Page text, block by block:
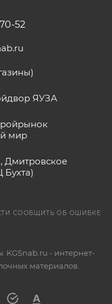
52
ЯУЗА
мир
Дмитровское
Бухта)
СООБЩИТЬ ОБ ОШИБКЕ
KGSnab.ru - интернет-
материалов.